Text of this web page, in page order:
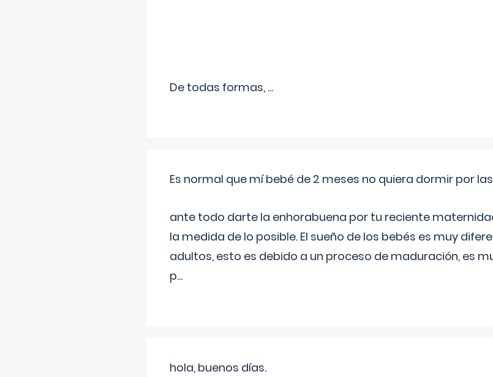
De todas formas, ...
Es normal que mí bebé de 2 meses no quiera dormir por
ante todo darte la enhorabuena por tu reciente
la medida de lo posible. El sueño de los bebés es muy
adultos, esto es debido a un proceso de maduración, es
p...
hola, buenos días.